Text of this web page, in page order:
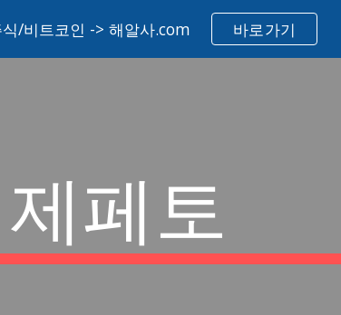
Skip to navigation
/비트코인 -> 해알사.com 바로가기
제페토